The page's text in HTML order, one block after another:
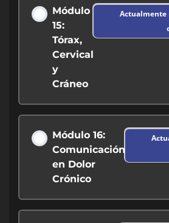
Módulo
15:
Tórax,
Cervical
y
Cráneo
Actualmente
Módulo 16:
Comunicación
en Dolor
Crónico